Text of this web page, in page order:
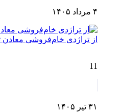
۴ مرداد ۱۴۰۵
از تراژدی خام‌فروشی
11
۳۱ تیر ۱۴۰۵